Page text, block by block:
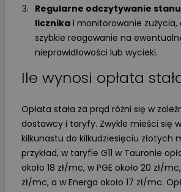
Regularne odczytywanie stanu
licznika i monitorowanie zużycia,
szybkie reagowanie na
nieprawidłowości lub wycieki.
Ile wynosi opłata
Opłata stała za prąd różni się w
dostawcy i taryfy. Zwykle mieści się
kilkunastu do kilkudziesięciu złotych
przykład, w taryfie G11 w Tauronie
około 18 zł/mc, w PGE około 20 zł/
zł/mc, a w Energa około 17 zł/mc.